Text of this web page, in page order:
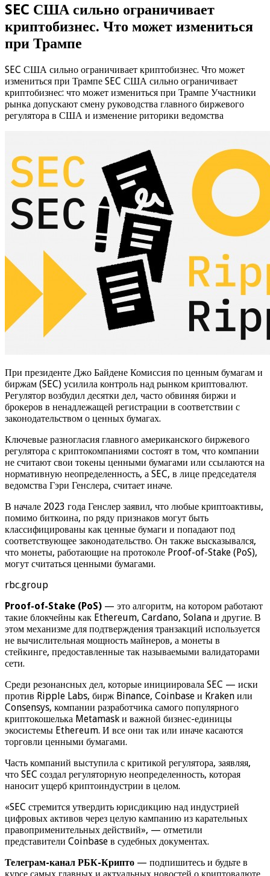
SEC США сильно ограничивает
криптобизнес. Что может измениться
при Трампе
SEC США сильно ограничивает криптобизнес. Что может
измениться при Трампе SEC США сильно ограничивает
криптобизнес: что может измениться при Трампе Участники
рынка допускают смену руководства главного биржевого
регулятора в США и изменение риторики ведомства
При президенте Джо Байдене Комиссия по ценным бумагам и
биржам (SEC) усилила контроль над рынком криптовалют.
Регулятор возбудил десятки дел, часто обвиняя биржи и
брокеров в ненадлежащей регистрации в соответствии с
законодательством о ценных бумагах.
Ключевые разногласия главного американского биржевого
регулятора с криптокомпаниями состоят в том, что компании
не считают свои токены ценными бумагами или ссылаются на
нормативную неопределенность, а SEC, в лице председателя
ведомства Гэри Генслера, считает иначе.
В начале 2023 года Генслер заявил, что любые криптоактивы,
помимо биткоина, по ряду признаков могут быть
классифицированы как ценные бумаги и попадают под
соответствующее законодательство. Он также высказывался,
что монеты, работающие на протоколе Proof-of-Stake (PoS),
могут считаться ценными бумагами.
rbc.group
Proof-of-Stake (PoS) — это алгоритм, на котором работают
такие блокчейны как Ethereum, Cardano, Solana и другие. В
этом механизме для подтверждения транзакций используется
не вычислительная мощность майнеров, а монеты в
стейкинге, предоставленные так называемыми валидаторами
сети.
Среди резонансных дел, которые инициировала SEC — иски
против Ripple Labs, бирж Binance, Coinbase и Kraken или
Consensys, компании разработчика самого популярного
криптокошелька Metamask и важной бизнес-единицы
экосистемы Ethereum. И все они так или иначе касаются
торговли ценными бумагами.
Часть компаний выступила с критикой регулятора, заявляя,
что SEC создал регуляторную неопределенность, которая
наносит ущерб криптоиндустрии в целом.
«SEC стремится утвердить юрисдикцию над индустрией
цифровых активов через целую кампанию из карательных
правоприменительных действий», — отметили
представители Coinbase в судебных документах.
Телеграм-канал РБК-Крипто — подпишитесь и будьте в
курсе самых главных и актуальных новостей о криптовалюте